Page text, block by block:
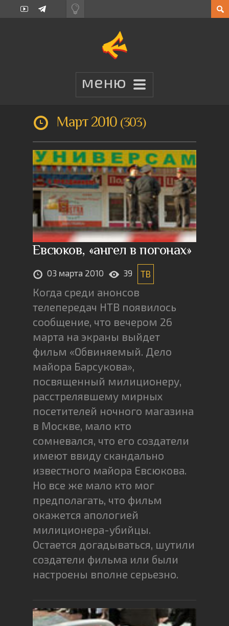
Март 2010 303
Евсюков, «ангел в погонах»
03 марта 2010 39 ТВ
Когда среди анонсов
телепередач НТВ появилось
сообщение, что вечером 26
марта на экраны выйдет
фильм «Обвиняемый. Дело
майора Барсукова»,
посвященный милиционеру,
расстрелявшему мирных
посетителей ночного магазина
в Москве, мало кто
сомневался, что его создатели
имеют ввиду скандально
известного майора Евсюкова.
Но все же мало кто мог
предполагать, что фильм
окажется апологией
милиционера-убийцы.
Остается догадываться, шутили
создатели фильма или были
настроены вполне серьезно.